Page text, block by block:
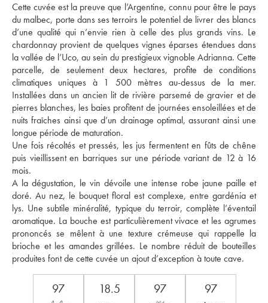
Cette cuvée est la preuve que l’Argentine, connu pour être le pays
du malbec, porte dans ses terroirs le potentiel de livrer des blancs
d’une qualité qui n’envie rien à celle des plus grands vins. Le
chardonnay provient de quelques vignes éparses étendues dans
la vallée de l’Uco, au sein du prestigieux vignoble Adrianna. Cette
parcelle, de seulement deux hectares, profite de conditions
climatiques uniques à 1 500 mètres au-dessus de la mer.
Installées dans un ancien lit de rivière parsemé de gravier et de
pierres blanches, les baies profitent de journées ensoleillées et de
nuits fraîches ainsi que d’un drainage optimal, assurant ainsi une
longue période de maturation.
Une fois récoltés et pressés, les jus fermentent en fûts de chêne
puis vieillissent en barriques sur une période variant de 12 à 16
mois.
A la dégustation, le vin dévoile une intense robe jaune paille et
doré. Au nez, le bouquet floral est complexe, entre gardénia et
lys. Une subtile minéralité, typique du terroir, complète l’éventail
aromatique. La bouche est particulièrement vivace et les agrumes
prononcés se mêlent à une texture crémeuse qui rappelle la
brioche et les amandes grillées. Le nombre réduit de bouteilles
produites font de cette cuvée un ajout d’exception à toute cave.
97 18.5 97 97